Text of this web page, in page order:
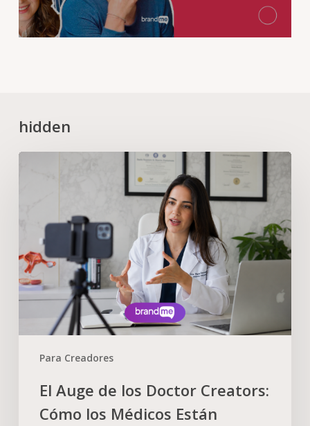
hidden
Para Creadores
El Auge de los Doctor Creators:
Cómo los Médicos Están